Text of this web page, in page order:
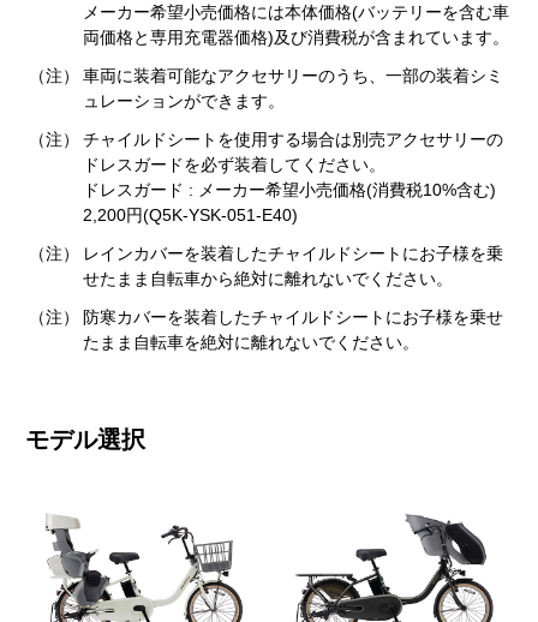
メーカー希望小売価格には本体価格(バッテリーを含む車
両価格と専用充電器価格)及び消費税が含まれています。
（注）
車両に装着可能なアクセサリーのうち、一部の装着シミ
ュレーションができます。
（注）
チャイルドシートを使用する場合は別売アクセサリーの
ドレスガードを必ず装着してください。
ドレスガード : メーカー希望小売価格(消費税10%含む)
2,200円(Q5K-YSK-051-E40)
（注）
レインカバーを装着したチャイルドシートにお子様を乗
せたまま自転車から絶対に離れないでください。
（注）
防寒カバーを装着したチャイルドシートにお子様を乗せ
たまま自転車を絶対に離れないでください。
モデル選択